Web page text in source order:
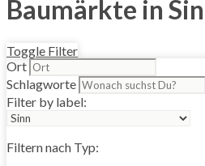
Baumärkte in
Toggle Filter
Ort
Schlagworte
Filter by label:
Filtern nach Typ: